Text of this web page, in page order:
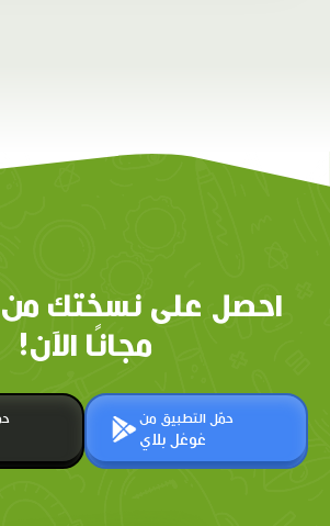
احصل على نسختك من
مجانًا الآن!
حمّل التطبيق من
غوغل بلاي